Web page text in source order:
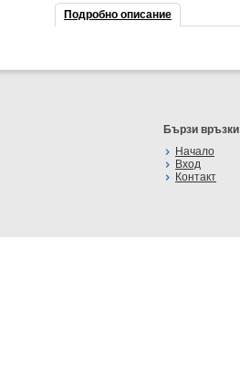
Подробно описание
Бързи връзки
Начало
Вход
Контакт